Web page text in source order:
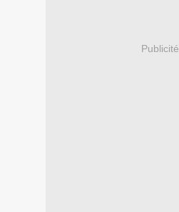
Publicité